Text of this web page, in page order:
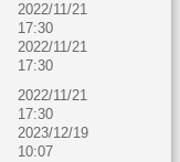
2022/11/21
17:30
2022/11/21
17:30
2022/11/21
17:30
2023/12/19
10:07